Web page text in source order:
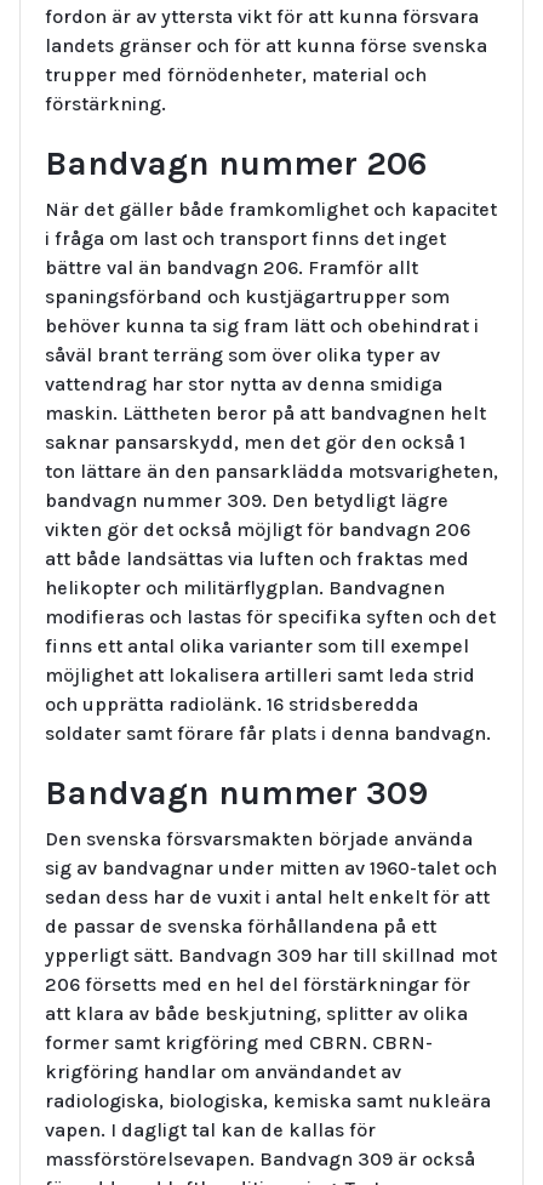
fordon är av yttersta vikt för att kunna försvara
landets gränser och för att kunna förse svenska
trupper med förnödenheter, material och
förstärkning.
Bandvagn nummer 206
När det gäller både framkomlighet och kapacitet
i fråga om last och transport finns det inget
bättre val än bandvagn 206. Framför allt
spaningsförband och kustjägartrupper som
behöver kunna ta sig fram lätt och obehindrat i
såväl brant terräng som över olika typer av
vattendrag har stor nytta av denna smidiga
maskin. Lättheten beror på att bandvagnen helt
saknar pansarskydd, men det gör den också 1
ton lättare än den pansarklädda motsvarigheten,
bandvagn nummer 309. Den betydligt lägre
vikten gör det också möjligt för bandvagn 206
att både landsättas via luften och fraktas med
helikopter och militärflygplan. Bandvagnen
modifieras och lastas för specifika syften och det
finns ett antal olika varianter som till exempel
möjlighet att lokalisera artilleri samt leda strid
och upprätta radiolänk. 16 stridsberedda
soldater samt förare får plats i denna bandvagn.
Bandvagn nummer 309
Den svenska försvarsmakten började använda
sig av bandvagnar under mitten av 1960-talet och
sedan dess har de vuxit i antal helt enkelt för att
de passar de svenska förhållandena på ett
ypperligt sätt. Bandvagn 309 har till skillnad mot
206 försetts med en hel del förstärkningar för
att klara av både beskjutning, splitter av olika
former samt krigföring med CBRN. CBRN-
krigföring handlar om användandet av
radiologiska, biologiska, kemiska samt nukleära
vapen. I dagligt tal kan de kallas för
massförstörelsevapen. Bandvagn 309 är också